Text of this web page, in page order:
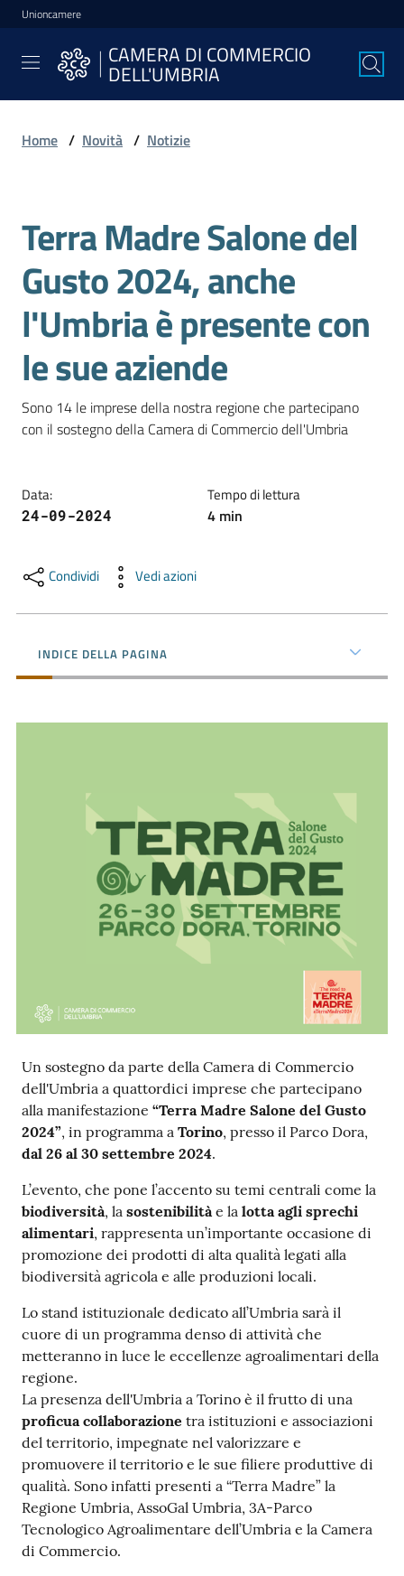
Vai al contenuto
Vai alla navigazione
Vai al footer
Unioncamere
CAMERA DI COMMERCIO
DELL'UMBRIA
CAMERA DI
COMMERCIO
DELL'UMBRIA
Avviare
l'Impresa
Gestire
l'Impresa
e
il
Tutelare
il
Re
tra
ti
Seguici
su
Home / Novità / Notizie
Salta al contenuto
Terra Madre Salone del
Gusto 2024, anche
l'Umbria è presente con
le sue aziende
Sono 14 le imprese della nostra regione che partecipano
con il sostegno della Camera di Commercio dell'Umbria
Data:
24-09-2024
Tempo di lettura
4 min
Condividi Vedi azioni
INDICE DELLA PAGINA
Un sostegno da parte della Camera di Commercio
dell'Umbria a quattordici imprese che partecipano
alla manifestazione “Terra Madre Salone del Gusto
2024”, in programma a Torino, presso il Parco Dora,
dal 26 al 30 settembre 2024.
L’evento, che pone l’accento su temi centrali come la
biodiversità, la sostenibilità e la lotta agli sprechi
alimentari, rappresenta un’importante occasione di
promozione dei prodotti di alta qualità legati alla
biodiversità agricola e alle produzioni locali.
Lo stand istituzionale dedicato all’Umbria sarà il
cuore di un programma denso di attività che
metteranno in luce le eccellenze agroalimentari della
regione.
La presenza dell'Umbria a Torino è il frutto di una
proficua collaborazione tra istituzioni e associazioni
del territorio, impegnate nel valorizzare e
promuovere il territorio e le sue filiere produttive di
qualità. Sono infatti presenti a “Terra Madre” la
Regione Umbria, AssoGal Umbria, 3A-Parco
Tecnologico Agroalimentare dell’Umbria e la Camera
di Commercio.